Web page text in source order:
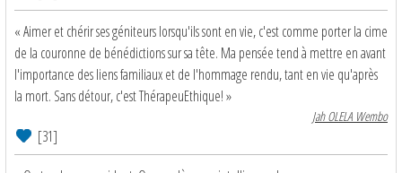
« Aimer et chérir ses géniteurs lorsqu'ils sont en vie, c'est comme porter la cime
de la couronne de bénédictions sur sa tête. Ma pensée tend à mettre en avant
l'importance des liens familiaux et de l'hommage rendu, tant en vie qu'après
la mort. Sans détour, c'est ThérapeuEthique! »
Jah OLELA Wembo
[31]